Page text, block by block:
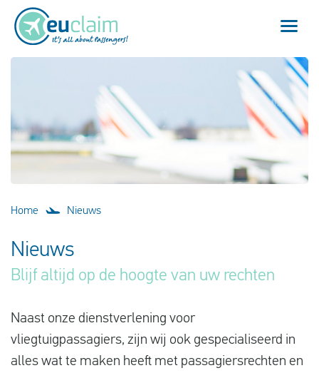
Vluchtproblemen
Gemaakte kosten
Vlucht geannuleerd
Home Nieuws
Nieuws
Blijf altijd op de hoogte van uw rechten
Naast onze dienstverlening voor
vliegtuigpassagiers, zijn wij ook gespecialiseerd in
alles wat te maken heeft met passagiersrechten en